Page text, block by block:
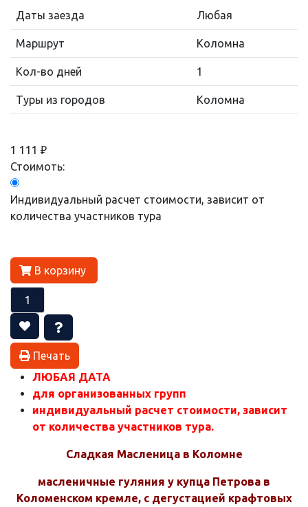
Даты заезда
Любая
Маршрут Коломна
Кол-во дней 1
Туры из городов Коломна
1 111 ₽
Стоимоть:
Индивидуальный расчет стоимости, зависит от
количества участников тура
В корзину
Печать
ЛЮБАЯ ДАТА
для организованных групп
индивидуальный расчет стоимости, зависит
от количества участников тура.
Сладкая Масленица в Коломне
масленичные гуляния у купца Петрова в
Коломенском кремле, с дегустацией крафтовых